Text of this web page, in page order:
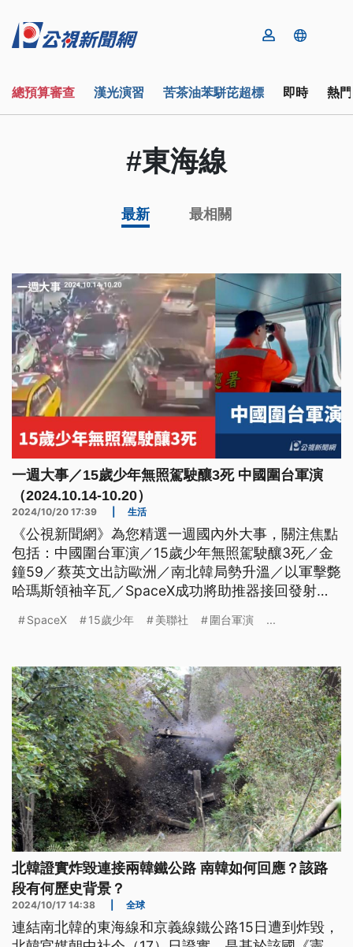
總預算審查 漢光演習 苦茶油苯駢芘超標 即時 熱
#東海線
最新 最相關
一週大事／15歲少年無照駕駛釀3死 中國圍台軍演
（2024.10.14-10.20）
2024/10/20 17:39 生活
《公視新聞網》為您精選一週國內外大事，關注焦點
包括：中國圍台軍演／15歲少年無照駕駛釀3死／金
鐘59／蔡英文出訪歐洲／南北韓局勢升溫／以軍擊斃
哈瑪斯領袖辛瓦／SpaceX成功將助推器接回發射
SpaceX 15歲少年 美聯社 圍台軍演 ...
北韓證實炸毀連接兩韓鐵公路 南韓如何回應？該路
段有何歷史背景？
2024/10/17 14:38 全球
連結南北韓的東海線和京義線鐵公路15日遭到炸毀，